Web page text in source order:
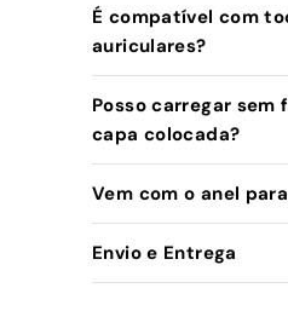
É compatível com
auriculares?
Posso carregar sem
capa colocada?
Vem com o anel
Envio e Entrega